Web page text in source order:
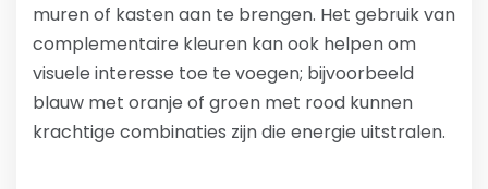
muren of kasten aan te brengen. Het gebruik van
complementaire kleuren kan ook helpen om
visuele interesse toe te voegen; bijvoorbeeld
blauw met oranje of groen met rood kunnen
krachtige combinaties zijn die energie uitstralen.